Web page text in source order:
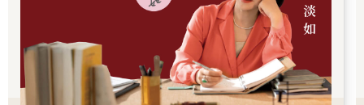
房，叔叔姑姑也日本留學回來的。其他的同學，有的父親是建國
工程蓋水庫隧道的總工程師，也有當國大代表的、當議會議長
的，還有做生意的商店老闆。雖然也有跟海源一樣是空軍子弟，
只是人家爸爸是後來成了華航董事長的空軍大隊長，住的是從日
本人手中接收下來的磚房宿舍。海源一家住的是竹房子。
瞿順卿自己沒讀什麼書是個匠人，妻子徐留雲除了麻將的中發萬